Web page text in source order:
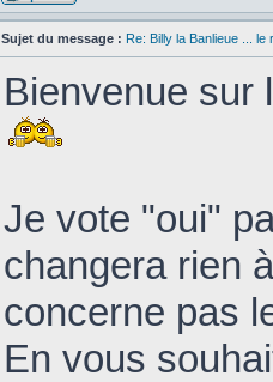
Sujet du message : Re: Billy la Banlieue ... le
Bienvenue sur
Je vote "oui"
changera rien
concerne pas
En vous